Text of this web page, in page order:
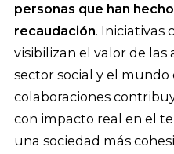
personas que han
recaudación. Iniciativas
visibilizan el valor de
sector social y el
colaboraciones
con impacto real en el
una sociedad más